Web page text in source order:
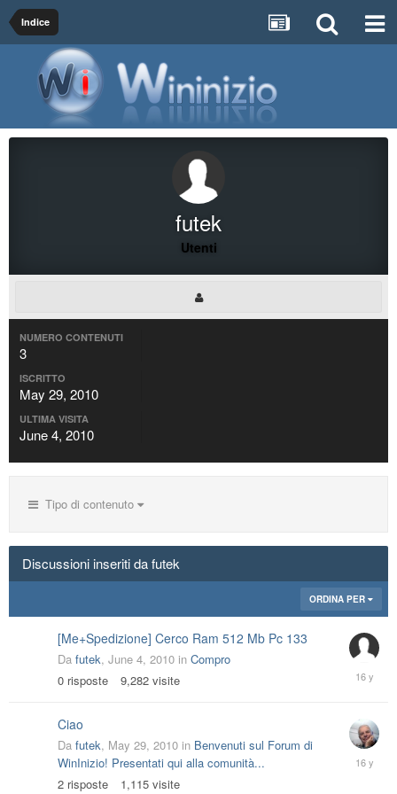
Indice
futek
Utenti
NUMERO CONTENUTI
3
ISCRITTO
May 29, 2010
ULTIMA VISITA
June 4, 2010
Tipo di contenuto
Discussioni inseriti da futek
ORDINA PER
[Me+Spedizione] Cerco Ram 512 Mb Pc 133
Da futek, June 4, 2010 in Compro
0 risposte 9,282 visite
June
4,
Ciao
Da futek, May 29, 2010 in Benvenuti sul Forum di
WinInizio! Presentati qui alla comunità...
2 risposte 1,115 visite
June
1,